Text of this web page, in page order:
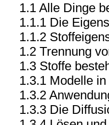
1.1 Alle Dinge
1.1.1 Die
1.1.2
1.2 Trennung
1.3 Stoffe
1.3.1 Modelle
1.3.2
1.3.3 Die